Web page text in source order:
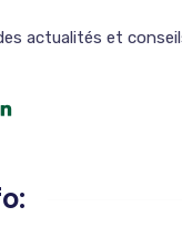
actualités et